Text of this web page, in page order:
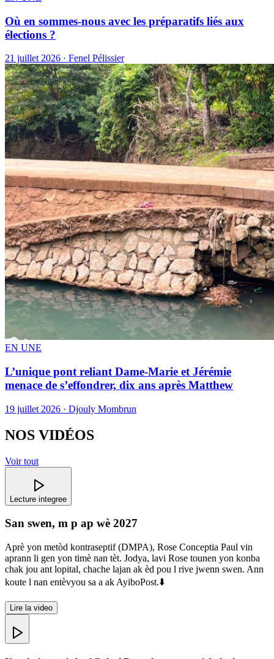
Où en sommes-nous avec les préparatifs liés aux
élections ?
21 juillet 2026 · Fenel Pélissier
EN UNE
L’unique pont reliant Dame-Marie et Jérémie
menace de s’effondrer, dix ans après Matthew
19 juillet 2026 · Djouly Mombrun
NOS VIDÉOS
Voir tout